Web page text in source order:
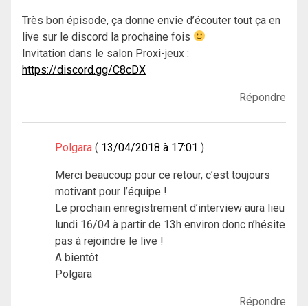
Très bon épisode, ça donne envie d’écouter tout ça en
live sur le discord la prochaine fois
Invitation dans le salon Proxi-jeux :
https://discord.gg/C8cDX
Répondre
Polgara 13/04/2018 à 17:01
Merci beaucoup pour ce retour, c’est toujours
motivant pour l’équipe !
Le prochain enregistrement d’interview aura lieu
lundi 16/04 à partir de 13h environ donc n’hésite
pas à rejoindre le live !
A bientôt
Polgara
Répondre